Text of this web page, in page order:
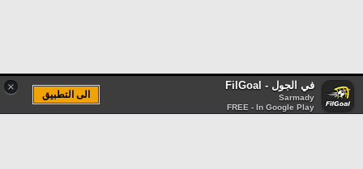
× في الجول - FilGoal
Sarmady
FREE - In Google Play
الى التطبيق